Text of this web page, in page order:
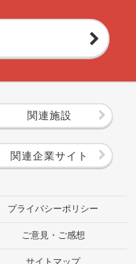
関連施設
関連企業サイト
プライバシーポリシー
ご意見・ご感想
サイトマップ